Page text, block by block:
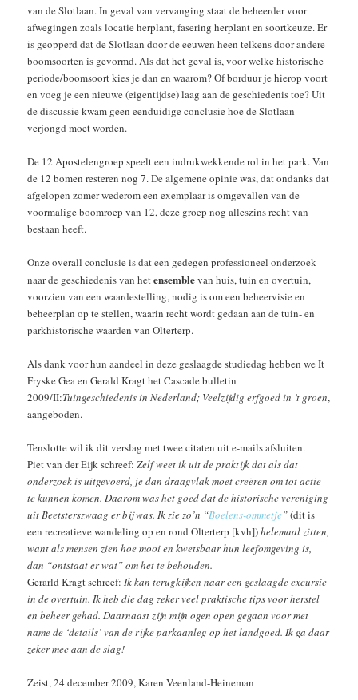
van de Slotlaan. In geval van vervanging staat de beheerder voor
afwegingen zoals locatie herplant, fasering herplant en soortkeuze. Er
is geopperd dat de Slotlaan door de eeuwen heen telkens door andere
boomsoorten is gevormd. Als dat het geval is, voor welke historische
periode/boomsoort kies je dan en waarom? Of borduur je hierop voort
en voeg je een nieuwe (eigentijdse) laag aan de geschiedenis toe? Uit
de discussie kwam geen eenduidige conclusie hoe de Slotlaan
verjongd moet worden.
De 12 Apostelengroep speelt een indrukwekkende rol in het park. Van
de 12 bomen resteren nog 7. De algemene opinie was, dat ondanks dat
afgelopen zomer wederom een exemplaar is omgevallen van de
voormalige boomroep van 12, deze groep nog alleszins recht van
bestaan heeft.
Onze overall conclusie is dat een gedegen professioneel onderzoek
naar de geschiedenis van hetensemblevan huis, tuin en overtuin,
voorzien van een waardestelling, nodig is om een beheervisie en
beheerplan op te stellen, waarin recht wordt gedaan aan de tuin- en
parkhistorische waarden van Olterterp.
Als dank voor hun aandeel in deze geslaagde studiedag hebben we It
Fryske Gea en Gerald Kragt het Cascade bulletin
2009/II:Tuingeschiedenis in Nederland; Veelzijdig erfgoed in ’t groen,
aangeboden.
Tenslotte wil ik dit verslag met twee citaten uit e-mails afsluiten.
Piet van der Eijk schreef:Zelf weet ik uit de praktijk dat als dat
onderzoek is uitgevoerd, je dan draagvlak moet creëren om tot actie
te kunnen komen. Daarom was het goed dat de historische vereniging
uit Beetsterszwaag er bij was. Ik zie zo’n “Boelens-ommetje”(dit is
een recreatieve wandeling op en rond Olterterp [kvh])helemaal zitten,
want als mensen zien hoe mooi en kwetsbaar hun leefomgeving is,
dan “ontstaat er wat” om het te behouden.
Gerarld Kragt schreef:Ik kan terugkijken naar een geslaagde excursie
in de overtuin. Ik heb die dag zeker veel praktische tips voor herstel
en beheer gehad. Daarnaast zijn mijn ogen open gegaan voor met
name de ‘details’ van de rijke parkaanleg op het landgoed. Ik ga daar
zeker mee aan de slag!
Zeist, 24 december 2009, Karen Veenland-Heineman